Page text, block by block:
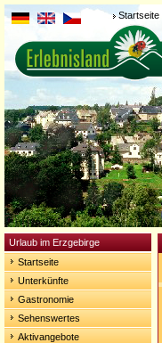
Startseite
Urlaub im Erzgebirge
Startseite
Unterkünfte
Gastronomie
Sehenswertes
Aktivangebote